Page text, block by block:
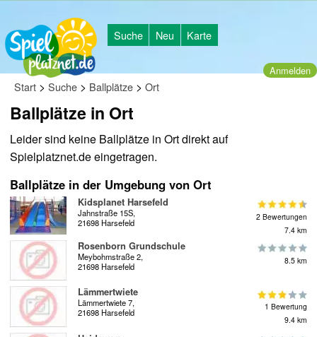
Suche Neu Karte
Anmelden
Start > Suche > Ballplätze > Ort
Ballplätze in Ort
Leider sind keine Ballplätze in Ort direkt auf
Spielplatznet.de eingetragen.
Ballplätze in der Umgebung von Ort
Kidsplanet Harsefeld
Jahnstraße 15S,
21698 Harsefeld
2 Bewertungen
7.4 km
Rosenborn Grundschule
Meybohmstraße 2,
21698 Harsefeld
8.5 km
Lämmertwiete
Lämmertwiete 7,
21698 Harsefeld
1 Bewertung
9.4 km